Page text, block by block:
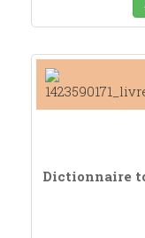
Dictionnaire